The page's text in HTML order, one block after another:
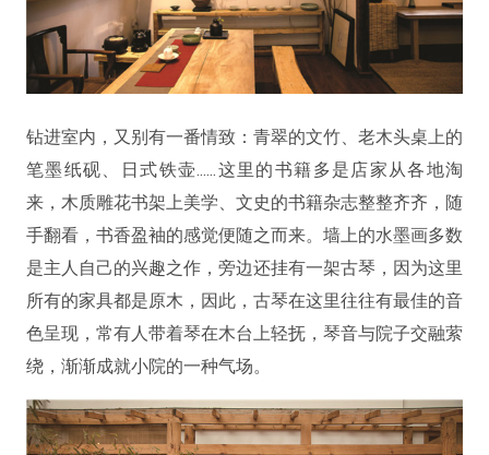
钻进室内，又别有一番情致：青翠的文竹、老木头桌上的
笔墨纸砚、日式铁壶......这里的书籍多是店家从各地淘
来，木质雕花书架上美学、文史的书籍杂志整整齐齐，随
手翻看，书香盈袖的感觉便随之而来。墙上的水墨画多数
是主人自己的兴趣之作，旁边还挂有一架古琴，因为这里
所有的家具都是原木，因此，古琴在这里往往有最佳的音
色呈现，常有人带着琴在木台上轻抚，琴音与院子交融萦
绕，渐渐成就小院的一种气场。